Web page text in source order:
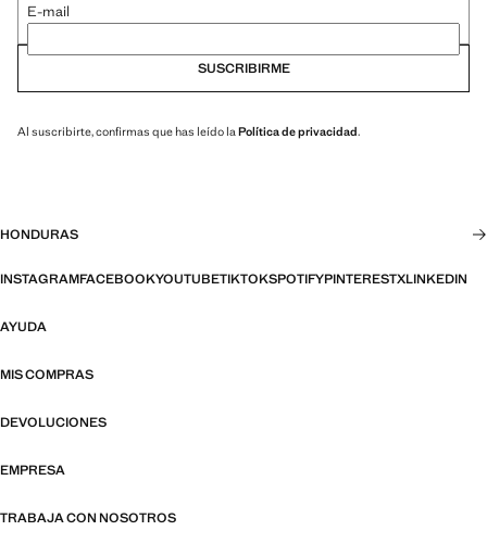
E-mail
SUSCRIBIRME
Al suscribirte, confirmas que has leído la Política de privacidad.
HONDURAS
INSTAGRAMFACEBOOKYOUTUBETIKTOKSPOTIFYPINTERESTXLINKEDIN
AYUDA
MIS COMPRAS
DEVOLUCIONES
EMPRESA
TRABAJA CON NOSOTROS